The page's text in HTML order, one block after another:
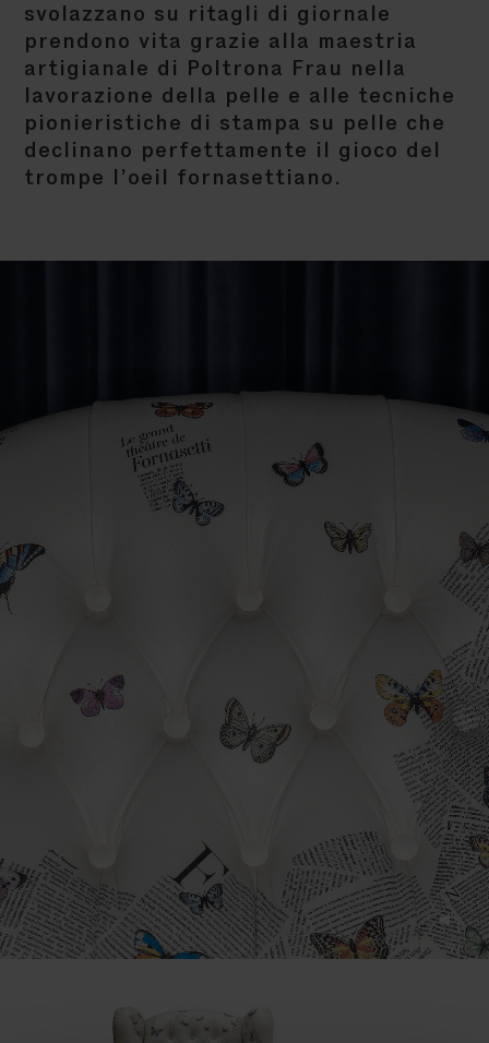
svolazzano su ritagli di giornale
prendono vita grazie alla maestria
artigianale di Poltrona Frau nella
lavorazione della pelle e alle tecniche
pionieristiche di stampa su pelle che
declinano perfettamente il gioco del
trompe l’oeil fornasettiano.